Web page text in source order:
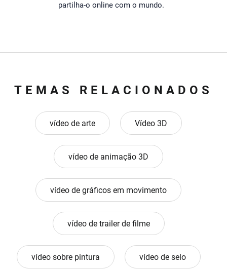
partilha-o online com o mundo.
TEMAS RELACIONADOS
vídeo de arte Vídeo 3D
vídeo de animação 3D
vídeo de gráficos em movimento
vídeo de trailer de filme
vídeo sobre pintura vídeo de selo